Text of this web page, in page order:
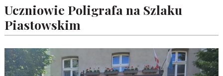
Uczniowie Poligrafa na Szlaku
Piastowskim